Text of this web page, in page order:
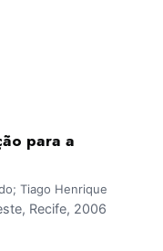
para a
Tiago Henrique
Recife, 2006